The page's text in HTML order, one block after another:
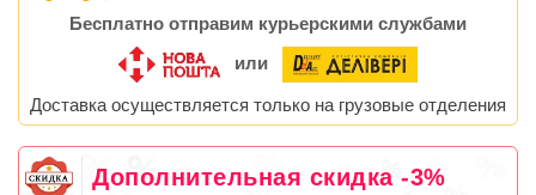
Бесплатно отправим курьерскими службами
или
Доставка осуществляется только на грузовые отделения
Дополнительная скидка -3%